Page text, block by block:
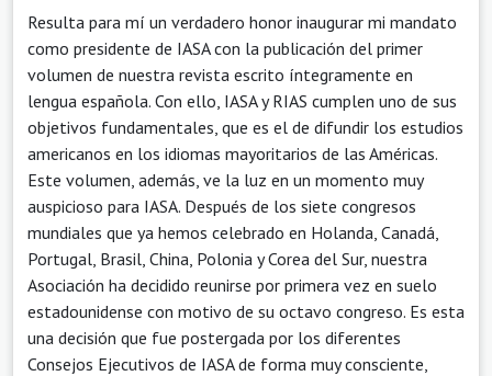
Resulta para mí un verdadero honor inaugurar mi mandato
como presidente de IASA con la publicación del primer
volumen de nuestra revista escrito íntegramente en
lengua española. Con ello, IASA y RIAS cumplen uno de sus
objetivos fundamentales, que es el de difundir los estudios
americanos en los idiomas mayoritarios de las Américas.
Este volumen, además, ve la luz en un momento muy
auspicioso para IASA. Después de los siete congresos
mundiales que ya hemos celebrado en Holanda, Canadá,
Portugal, Brasil, China, Polonia y Corea del Sur, nuestra
Asociación ha decidido reunirse por primera vez en suelo
estadounidense con motivo de su octavo congreso. Es esta
una decisión que fue postergada por los diferentes
Consejos Ejecutivos de IASA de forma muy consciente,